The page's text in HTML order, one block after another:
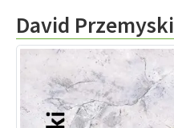
David Przemyski